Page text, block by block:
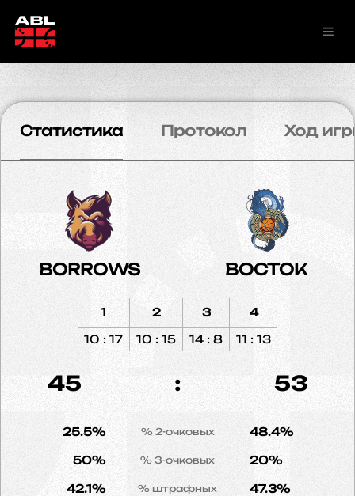
Статистика Протокол Ход
BORROWS ВОСТОК
1
10 : 17
2
10 : 15
3
14 : 8
4
11 : 13
45 : 53
25.5% % 2-очковых 48.4%
50% % 3-очковых 20%
42.1% % штрафных 47.3%